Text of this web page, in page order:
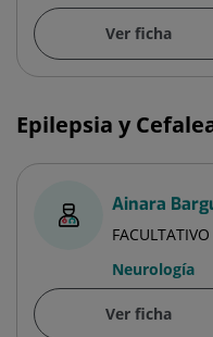
Ver ficha
Epilepsia y
Ainara
Neurología
Ver ficha